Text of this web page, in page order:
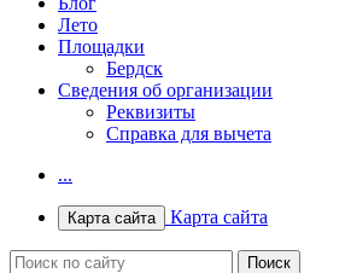
Лето
Площадки
Бердск
Сведения об организации
Реквизиты
Справка для вычета
...
Карта сайта Карта сайта